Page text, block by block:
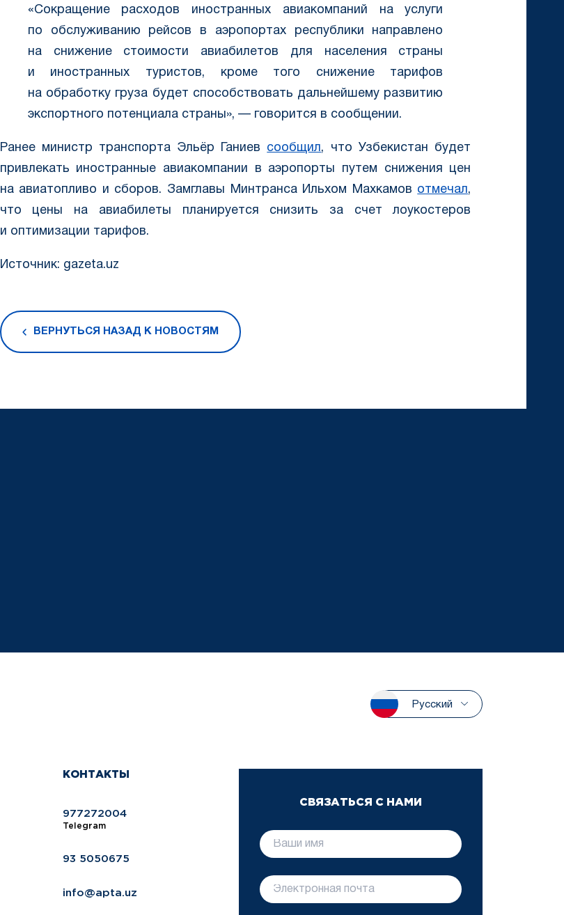
«Сокращение расходов иностранных авиакомпаний на услуги
по обслуживанию рейсов в аэропортах республики направлено
на снижение стоимости авиабилетов для населения страны
и иностранных туристов, кроме того снижение тарифов
на обработку груза будет способствовать дальнейшему развитию
экспортного потенциала страны», — говорится в сообщении.
Ранее министр транспорта Эльёр Ганиев сообщил, что Узбекистан будет
привлекать иностранные авиакомпании в аэропорты путем снижения цен
на авиатопливо и сборов. Замглавы Минтранса Ильхом Махкамов отмечал,
что цены на авиабилеты планируется снизить за счет лоукостеров
и оптимизации тарифов.
Источник: gazeta.uz
ВЕРНУТЬСЯ НАЗАД К НОВОСТЯМ
Русский
КОНТАКТЫ
977272004
Telegram
93 5050675
info@apta.uz
СВЯЗАТЬСЯ С НАМИ